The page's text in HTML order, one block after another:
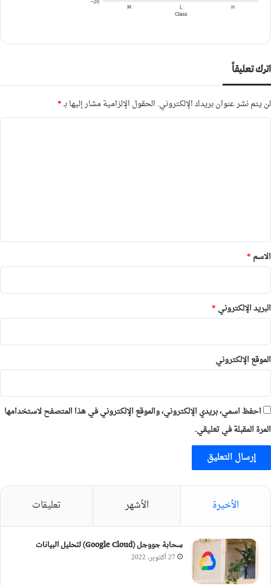
اترك تعليقاً
لن يتم نشر عنوان بريدك الإلكتروني. الحقول الإلزامية مشار إليها بـ*
*
الاسم *
البريد الإلكتروني *
الموقع الإلكتروني
احفظ اسمي، بريدي الإلكتروني، والموقع الإلكتروني في هذا المتصفح لاستخدامها
المرة المقبلة في تعليقي.
الأخيرة الأشهر تعليقات
سحابة جووجل (Google Cloud) لتحليل البيانات
27 أكتوبر، 2022